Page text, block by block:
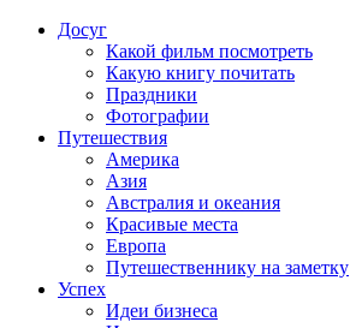
Досуг
Какой фильм посмотреть
Какую книгу почитать
Праздники
Фотографии
Путешествия
Америка
Азия
Австралия и океания
Красивые места
Европа
Путешественнику на заметку
Успех
Идеи бизнеса